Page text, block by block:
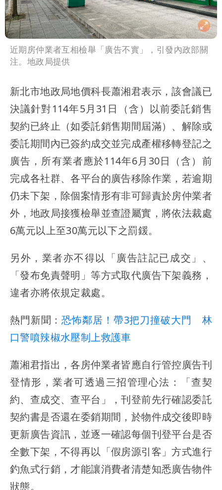
近期房仲業者互相檢舉「廣告不實」，引發內政部關
注。地政局提供
新北市地政局地價科長蕭湘君表示，該會議已
決議針對114年5月31日（含）以前委託銷售
契約已終止（如委託銷售期間屆滿）、解除或
委託期間內已簽約成交並完成產權移轉登記之
廣告，所有業者應於114年6月30日（含）前
完成各社群、各平台的廣告移除作業，若逾期
仍未下架，除個案情形有非可歸責於房仲業者
外，地政局接獲檢舉並查證屬實，將依法裁處
6萬元以上至30萬元以下之罰鍰。
另外，業者亦不得以「廣告註記已成交」、
「發布免責聲明」等方式取代廣告下架義務，
違者亦將依規定裁處。
熱門新聞：恐怖鄰居！帶3把刀撞破大門 林
口警噴辣椒水壓制上救護車
蕭湘君指出，各房仲業者皆應自行管控廣告刊
登情形，業者可透過三招管理心法：「查契
約、查成交、查平台」，刊登前先行確認委託
契約書是否還在委銷期間，於物件成交後即時
更新廣告資訊，並逐一確認每個刊登平台是否
全數下架，不得再以「假房源引客」方式進行
釣魚式行銷，才能讓消費者清楚知悉廣告物件
狀態。